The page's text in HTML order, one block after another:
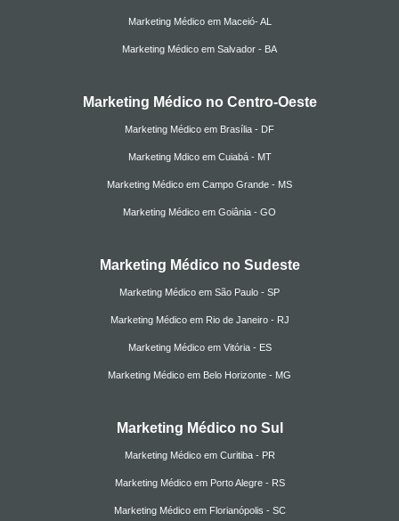
Marketing Médico em Maceió- AL
Marketing Médico em Salvador - BA
Marketing Médico no Centro-Oeste
Marketing Médico em Brasília - DF
Marketing Mdico em Cuiabá - MT
Marketing Médico em Campo Grande - MS
Marketing Médico em Goiânia - GO
Marketing Médico no Sudeste
Marketing Médico em São Paulo - SP
Marketing Médico em Rio de Janeiro - RJ
Marketing Médico em Vitória - ES
Marketing Médico em Belo Horizonte - MG
Marketing Médico no Sul
Marketing Médico em Curitiba - PR
Marketing Médico em Porto Alegre - RS
Marketing Médico em Florianópolis - SC